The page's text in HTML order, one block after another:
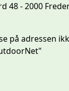
48 - 2000
på adressen